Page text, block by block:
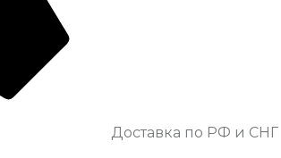
Доставка по РФ и СНГ